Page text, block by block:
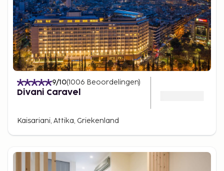
9/10(1006 Beoordelingen)
Divani Caravel
Kaisariani, Attika, Griekenland